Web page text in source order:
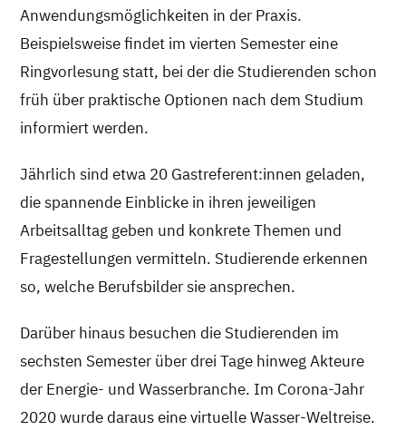
Anwendungsmöglichkeiten in der Praxis.
Beispielsweise findet im vierten Semester eine
Ringvorlesung statt, bei der die Studierenden schon
früh über praktische Optionen nach dem Studium
informiert werden.
Jährlich sind etwa 20 Gastreferent:innen geladen,
die spannende Einblicke in ihren jeweiligen
Arbeitsalltag geben und konkrete Themen und
Fragestellungen vermitteln. Studierende erkennen
so, welche Berufsbilder sie ansprechen.
Darüber hinaus besuchen die Studierenden im
sechsten Semester über drei Tage hinweg Akteure
der Energie- und Wasserbranche. Im Corona-Jahr
2020 wurde daraus eine virtuelle Wasser-Weltreise.